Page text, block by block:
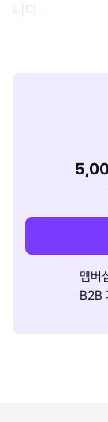
니다.
멤버
B2B